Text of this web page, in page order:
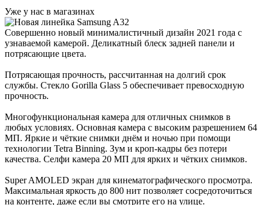
Уже у нас в магазинах
Совершенно новый минималистичный дизайн 2021 года с
узнаваемой камерой. Деликатный блеск задней панели и
потрясающие цвета.
Потрясающая прочность, рассчитанная на долгий срок
службы. Стекло Gorilla Glass 5 обеспечивает превосходную
прочность.
Многофункциональная камера для отличных снимков в
любых условиях. Основная камера с высоким разрешением 64
МП. Яркие и чёткие снимки днём и ночью при помощи
технологии Tetra Binning. Зум и кроп-кадры без потери
качества. Селфи камера 20 МП для ярких и чётких снимков.
Super AMOLED экран для кинематографического просмотра.
Максимальная яркость до 800 нит позволяет сосредоточиться
на контенте, даже если вы смотрите его на улице.